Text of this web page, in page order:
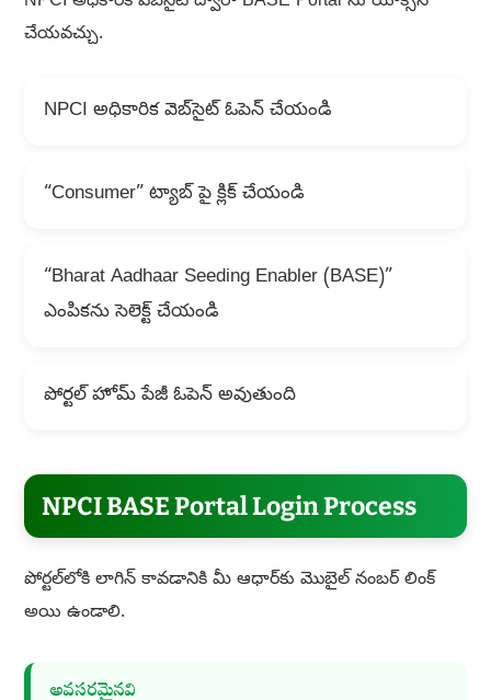
చేయవచ్చు.
NPCI అధికారిక వెబ్‌సైట్ ఓపెన్ చేయండి
“Consumer” ట్యాబ్ పై క్లిక్ చేయండి
“Bharat Aadhaar Seeding Enabler (BASE)”
ఎంపికను సెలెక్ట్ చేయండి
పోర్టల్ హోమ్ పేజీ ఓపెన్ అవుతుంది
NPCI BASE Portal Login Process
పోర్టల్‌లోకి లాగిన్ కావడానికి మీ ఆధార్‌కు మొబైల్ నంబర్ లింక్
అయి ఉండాలి.
అవసరమైనవి